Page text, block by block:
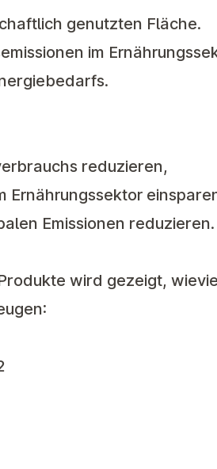
genutzten Fläche.
im
reduzieren,
Ernährungssektor
Emissionen reduzieren.
wird gezeigt,